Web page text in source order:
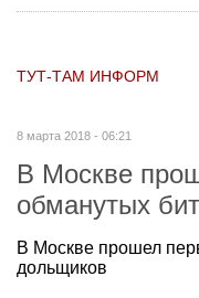
ТУТ-ТАМ ИНФОРМ
8 марта 2018 - 06:21
В Москве
обманутых
В Москве прошел
дольщиков